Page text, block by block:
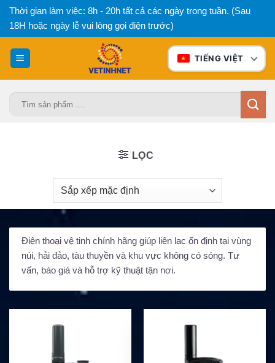
Bỏ
qua
nội
dung
Thời gian làm việc: 8h - 20h tất cả các ngày trong tuần. (Sau
18H hoặc ngày lễ vui lòng gọi điện trước)
TIẾNG VIỆT
LỌC
Điện thoại vệ tinh chính hãng giúp liên lạc ổn định tại vùng
núi, hải đảo, tàu thuyền và khu vực không có sóng. Tư
vấn, báo giá và hỗ trợ kỹ thuật tận nơi.